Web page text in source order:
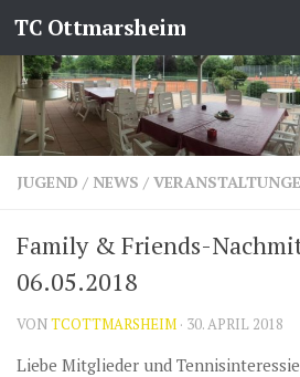
Zum Inhalt springen
TC Ottmarsheim
JUGEND / NEWS /
Family & Friends-
06.05.2018
VONTCOTTMARSHEIM · 30. APRIL 2018
Liebe Mitglieder und